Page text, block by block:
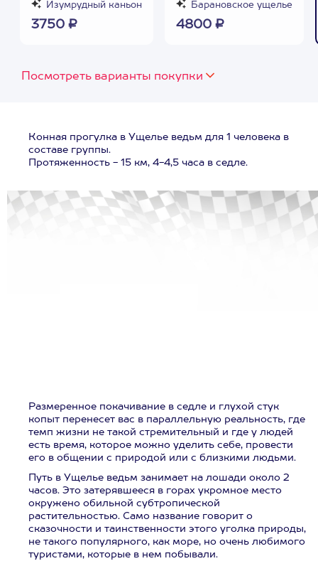
Изумрудный каньон
3750 ₽
Барановское ущелье
4800 ₽
Посмотреть варианты покупки
Конная прогулка в Ущелье ведьм для 1 человека в
составе группы.
Протяженность - 15 км, 4-4,5 часа в седле.
Размеренное покачивание в седле и глухой стук
копыт перенесет вас в параллельную реальность, где
темп жизни не такой стремительный и где у людей
есть время, которое можно уделить себе, провести
его в общении с природой или с близкими людьми.
Путь в Ущелье ведьм занимает на лошади около 2
часов. Это затерявшееся в горах укромное место
окружено обильной субтропической
растительностью. Само название говорит о
сказочности и таинственности этого уголка природы,
не такого популярного, как море, но очень любимого
туристами, которые в нем побывали.